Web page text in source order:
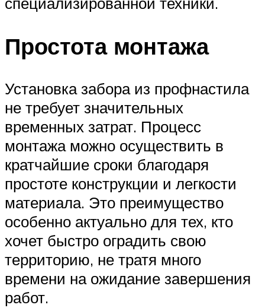
Простота монтажа
Установка забора из профнастила
не требует значительных
временных затрат. Процесс
монтажа можно осуществить в
кратчайшие сроки благодаря
простоте конструкции и легкости
материала. Это преимущество
особенно актуально для тех, кто
хочет быстро оградить свою
территорию, не тратя много
времени на ожидание завершения
работ.